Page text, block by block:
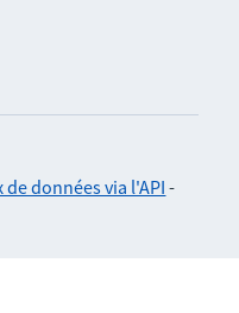
données via l'API-